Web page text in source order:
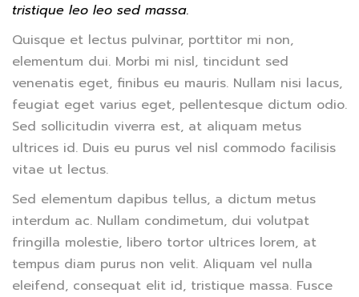
tristique leo leo sed massa.
Quisque et lectus pulvinar, porttitor mi non,
elementum dui. Morbi mi nisl, tincidunt sed
venenatis eget, finibus eu mauris. Nullam nisi lacus,
feugiat eget varius eget, pellentesque dictum odio.
Sed sollicitudin viverra est, at aliquam metus
ultrices id. Duis eu purus vel nisl commodo facilisis
vitae ut lectus.
Sed elementum dapibus tellus, a dictum metus
interdum ac. Nullam condimetum, dui volutpat
fringilla molestie, libero tortor ultrices lorem, at
tempus diam purus non velit. Aliquam vel nulla
eleifend, consequat elit id, tristique massa. Fusce